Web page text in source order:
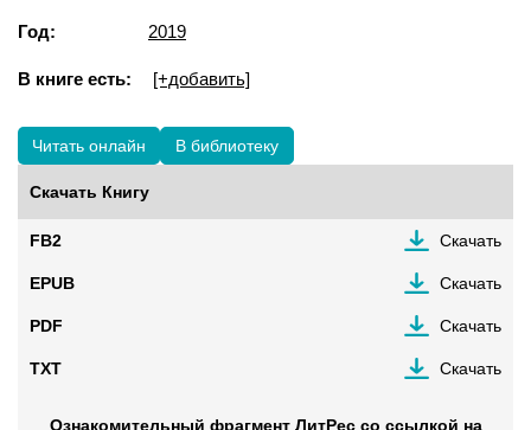
Год: 2019
В книге есть: [+добавить]
Читать онлайн В библиотеку
Скачать Книгу
FB2 Скачать
EPUB Скачать
PDF Скачать
TXT Скачать
Ознакомительный фрагмент ЛитРес со ссылкой на